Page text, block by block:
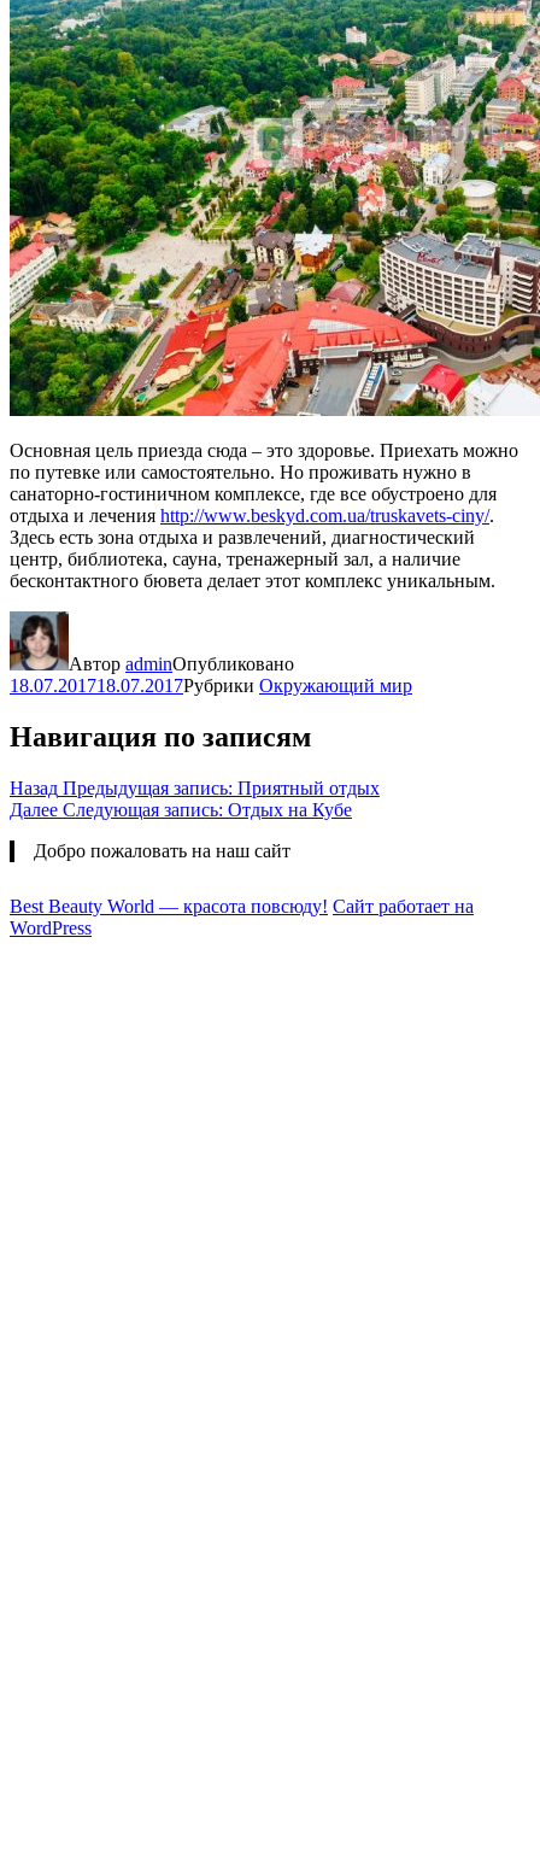
Основная цель приезда сюда – это здоровье. Приехать можно
по путевке или самостоятельно. Но проживать нужно в
санаторно-гостиничном комплексе, где все обустроено для
отдыха и лечения http://www.beskyd.com.ua/truskavets-ciny/.
Здесь есть зона отдыха и развлечений, диагностический
центр, библиотека, сауна, тренажерный зал, а наличие
бесконтактного бювета делает этот комплекс уникальным.
Автор adminОпубликовано
18.07.201718.07.2017Рубрики Окружающий мир
Навигация по записям
Назад Предыдущая запись: Приятный отдых
Далее Следующая запись: Отдых на Кубе
Добро пожаловать на наш сайт
Best Beauty World — красота повсюду! Сайт работает на
WordPress